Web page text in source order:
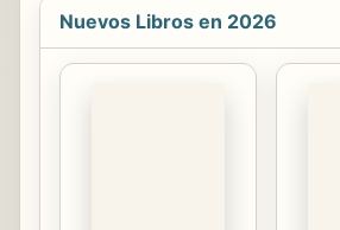
fallecimiento su
Nuevos Libros en 2026